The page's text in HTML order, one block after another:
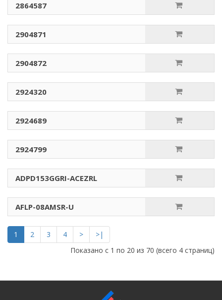
2864587
2904871
2904872
2924320
2924689
2924799
ADPD153GGRI-ACEZRL
AFLP-08AMSR-U
1 2 3 4 >
>|
Показано с 1 по 20 из 70 (всего 4 страниц)